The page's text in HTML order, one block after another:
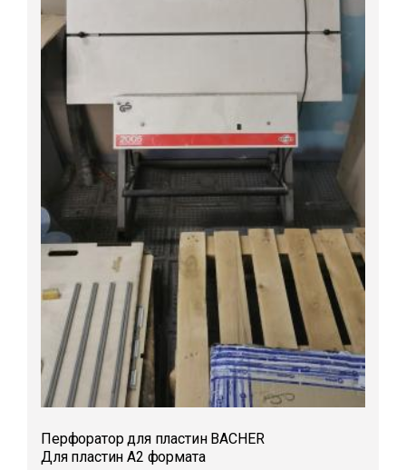
Перфоратор для пластин BACHER
Для пластин А2 формата